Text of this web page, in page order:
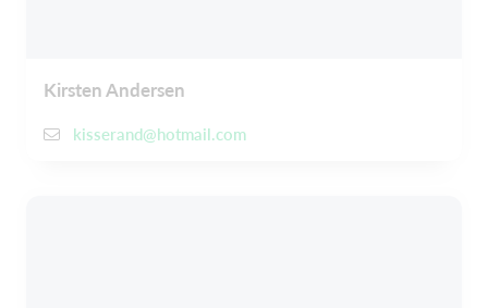
Kirsten Andersen
kisserand@hotmail.com